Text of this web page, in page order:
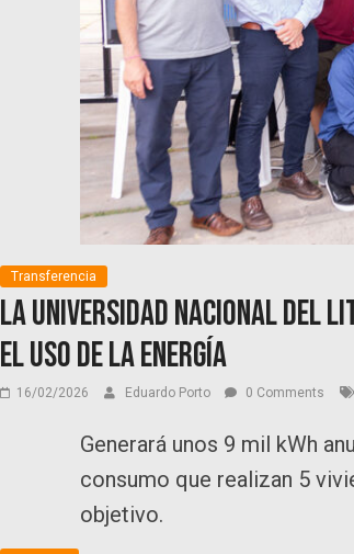
Transferencia
La Universidad Nacional del
el uso de la energía
16/02/2026 Eduardo Porto 0 Comments
Generará unos 9 mil kWh
consumo que realizan 5
objetivo.